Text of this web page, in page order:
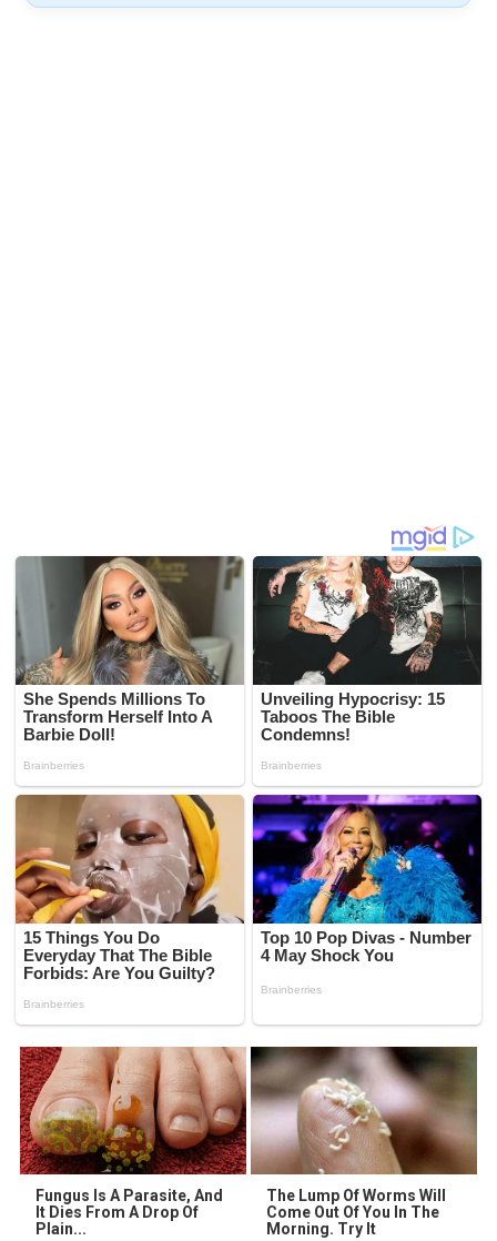
Fungus Is A Parasite, And
It Dies From A Drop Of
Plain...
The Lump Of Worms Will
Come Out Of You In The
Morning. Try It